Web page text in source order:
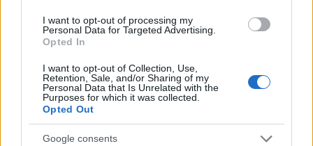
I want to opt-out of processing my
Personal Data for Targeted Advertising.
Opted In
I want to opt-out of Collection, Use,
Retention, Sale, and/or Sharing of my
Personal Data that Is Unrelated with the
Purposes for which it was collected.
Opted Out
Google consents